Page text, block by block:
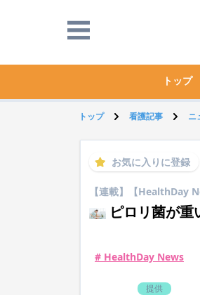
トップ
トップ 看護記事 ニ
お気に入りに登録
【連載】【HealthDay
ピロリ菌が
# HealthDay News
提供